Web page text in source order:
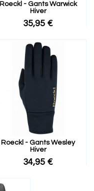
Roeckl - Gants Warwick
Hiver
35,95 €
Roeckl - Gants Wesley
Hiver
34,95 €